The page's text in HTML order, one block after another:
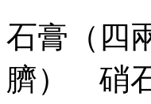
石膏（四
臍） 硝